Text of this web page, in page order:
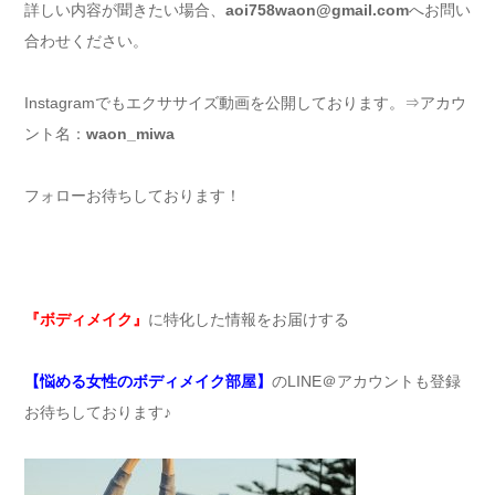
詳しい内容が聞きたい場合、 aoi758waon@gmail.comへお問い
合わせください。
Instagramでもエクササイズ動画を公開しております。⇒アカウ
ント名： waon_miwa
フォローお待ちしております！
『ボディメイク』 に特化した情報をお届けする
【悩める女性のボディメイク部屋】 のLINE＠アカウントも登録
お待ちしております♪